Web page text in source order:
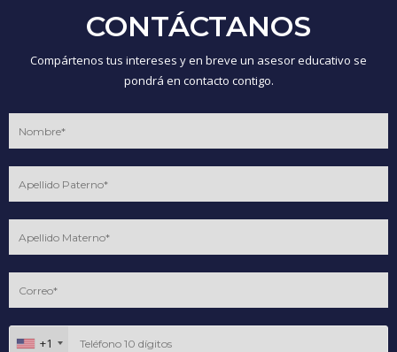
CONTÁCTANOS
Compártenos tus intereses y en breve un asesor educativo se
pondrá en contacto contigo.
+1